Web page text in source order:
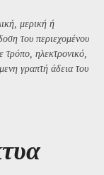
μερική ή
του περιεχομένου
τρόπο, ηλεκτρονικό,
γραπτή άδεια του